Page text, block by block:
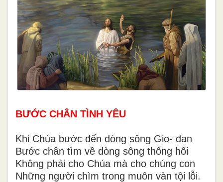
BƯỚC CHÂN TÌNH YÊU
Khi Chúa bước đến dòng sông Gio- đan
Bước chân tìm về dòng sông thống hối
Không phải cho Chúa mà cho chúng con
Những người chìm trong muôn vàn tội lỗi.